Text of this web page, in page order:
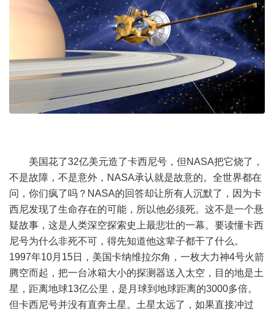
美国花了32亿美元造了卡西尼号，但NASA把它烧了，
不是故障，不是意外，NASA承认就是故意的。全世界都在
问，你们疯了吗？NASA的回答却让所有人沉默了，因为卡
西尼发现了生命存在的可能，所以他必须死。这不是一个悬
疑故事，这是人类深空探索史上最悲壮的一幕。要读懂卡西
尼号为什么非死不可，得先知道他这辈子都干了什么。
1997年10月15日，美国卡纳维拉尔角，一枚大力神4号火箭
腾空而起，把一台冰箱大小的探测器送入太空，目的地是土
星，距离地球13亿公里，是月球到地球距离的3000多倍。
但卡西尼号并没有直奔土星。土星太远了，如果直接冲过